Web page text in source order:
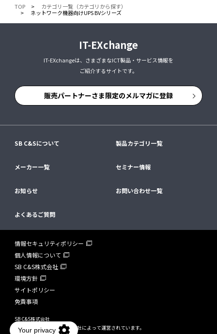
TOP
カテゴリ一覧（カテゴリから探す）
ネットワーク機器向けUPS BVシリーズ
IT-EXchange
IT-EXchangeは、さまざまなICT製品・サービス情報を
ご紹介するサイトです。
販売パートナーさま限定のメルマガに登録
SB C&Sについて 製品カテゴリ一覧
メーカー一覧 セミナー情報
お知らせ お問い合わせ一覧
よくあるご質問
情報セキュリティポリシー
個人情報について
SB C&S株式会社
環境方針
サイトポリシー
免責事項
SB C&S株式会社
IT-EXchangeはSB C&S株式会社によって運営されています。